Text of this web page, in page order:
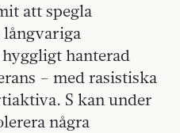
att spegla
långvariga
hanterad
– med rasistiska
S kan under
några